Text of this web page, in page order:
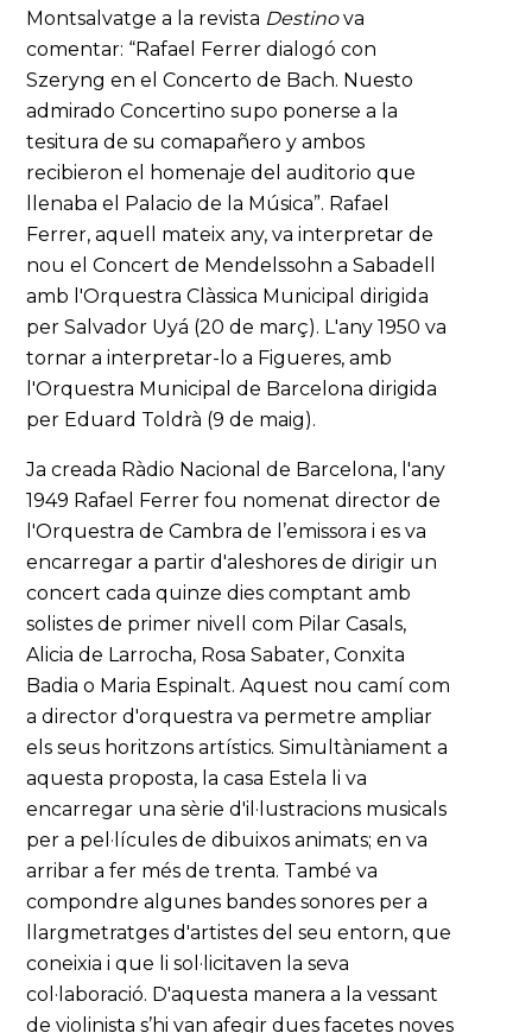
Montsalvatge a la revista Destinova
comentar: “Rafael Ferrer dialogó con
Szeryng en el Concerto de Bach. Nuesto
admirado Concertino supo ponerse a la
tesitura de su comapañero y ambos
recibieron el homenaje del auditorio que
llenaba el Palacio de la Música”. Rafael
Ferrer, aquell mateix any, va interpretar de
nou el Concert de Mendelssohn a Sabadell
amb l'Orquestra Clàssica Municipal dirigida
per Salvador Uyá (20 de març). L'any 1950 va
tornar a interpretar-lo a Figueres, amb
l'Orquestra Municipal de Barcelona dirigida
per Eduard Toldrà (9 de maig).
Ja creada Ràdio Nacional de Barcelona, l'any
1949 Rafael Ferrer fou nomenat director de
l'Orquestra de Cambra de l’emissora i es va
encarregar a partir d'aleshores de dirigir un
concert cada quinze dies comptant amb
solistes de primer nivell com Pilar Casals,
Alicia de Larrocha, Rosa Sabater, Conxita
Badia o Maria Espinalt. Aquest nou camí com
a director d'orquestra va permetre ampliar
els seus horitzons artístics. Simultàniament a
aquesta proposta, la casa Estela li va
encarregar una sèrie d'il·lustracions musicals
per a pel·lícules de dibuixos animats; en va
arribar a fer més de trenta. També va
compondre algunes bandes sonores per a
llargmetratges d'artistes del seu entorn, que
coneixia i que li sol·licitaven la seva
col·laboració. D'aquesta manera a la vessant
de violinista s’hi van afegir dues facetes noves